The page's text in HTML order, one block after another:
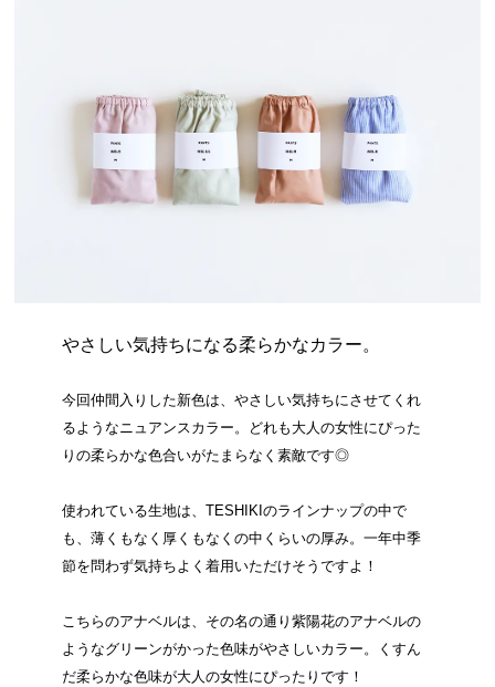
やさしい気持ちになる柔らかなカラー。
今回仲間入りした新色は、やさしい気持ちにさせてくれ
るようなニュアンスカラー。どれも大人の女性にぴった
りの柔らかな色合いがたまらなく素敵です◎
使われている生地は、TESHIKIのラインナップの中で
も、薄くもなく厚くもなくの中くらいの厚み。一年中季
節を問わず気持ちよく着用いただけそうですよ！
こちらのアナベルは、その名の通り紫陽花のアナベルの
ようなグリーンがかった色味がやさしいカラー。くすん
だ柔らかな色味が大人の女性にぴったりです！